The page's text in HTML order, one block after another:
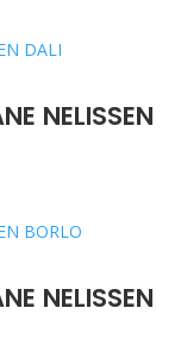
NELISSEN
NELISSEN